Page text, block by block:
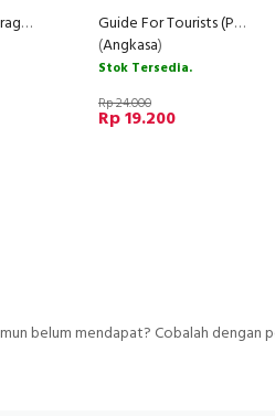
Ensiklopedia Olahraga Indonesia Jilid 1-3 (Hard Cover)
Guide For Tourists (Practical Usage of the Indonesian Language)
(Angkasa)
Stok Tersedia.
Rp 24.000
Rp 19.200
belum mendapat? Cobalah dengan